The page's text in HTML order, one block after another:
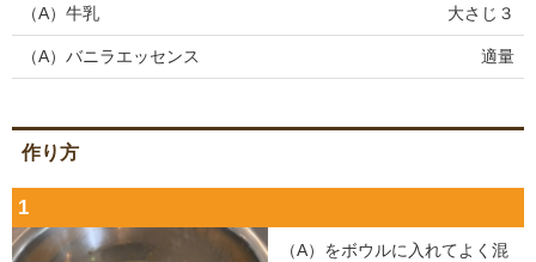
（A）牛乳 大さじ３
（A）バニラエッセンス 適量
作り方
1
（A）をボウルに入れてよく混